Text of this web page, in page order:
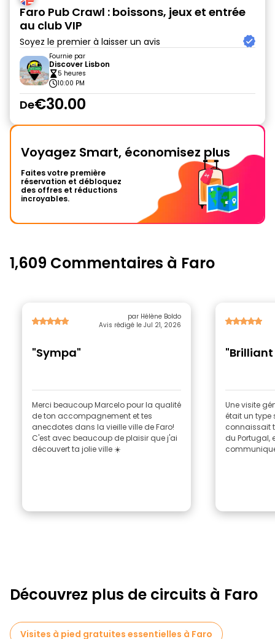
Faro Pub Crawl : boissons, jeux et entrée
au club VIP
Soyez le premier à laisser un avis
Fournie par
Discover Lisbon
5 heures
10:00 PM
De€30.00
Voyagez Smart, économisez plus
Faites votre première
réservation et débloquez
des offres et réductions
incroyables.
1,609 Commentaires à Faro
par Hélène Boldo
Avis rédigé le Jul 21, 2026
"Sympa"
Merci beaucoup Marcelo pour la qualité
de ton accompagnement et tes
anecdotes dans la vieille ville de Faro!
C'est avec beaucoup de plaisir que j'ai
découvert ta jolie ville ☀️
Une visite
était un
connaissait
du Portugal,
Découvrez plus de circuits à Faro
Visites à pied gratuites essentielles à Faro